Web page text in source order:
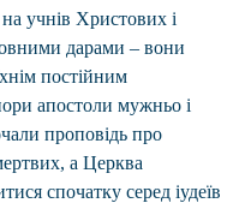
учнів Христових і
дарами – вони
постійним
апостоли мужньо і
проповідь про
а Церква
спочатку серед іудеїв